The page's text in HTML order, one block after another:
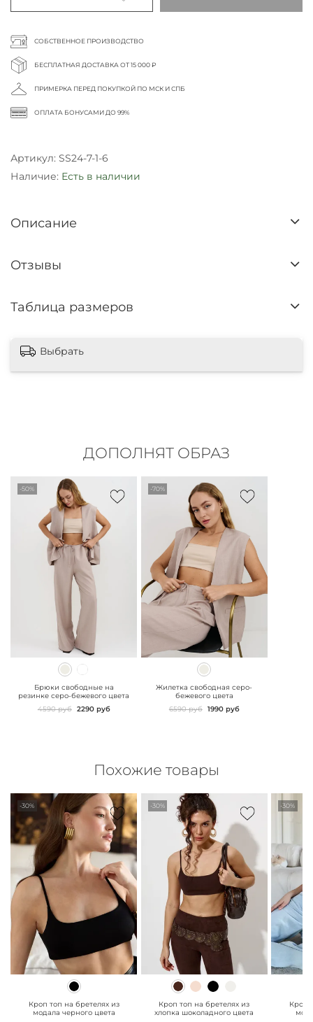
СОБСТВЕННОЕ ПРОИЗВОДСТВО
БЕСПЛАТНАЯ ДОСТАВКА ОТ 15 000 ₽
ПРИМЕРКА ПЕРЕД ПОКУПКОЙ ПО МСК И СПБ
ОПЛАТА БОНУСАМИ ДО 99%
Артикул: SS24-7-1-6
Наличие: Есть в наличии
Описание
Отзывы
Таблица размеров
Выбрать
ДОПОЛНЯТ ОБРАЗ
-50%
" class="js-prevent-
Брюки свободные на
резинке серо-бежевого цвета
4590 руб 2290 руб
-70%
" class="js-prevent-
Жилетка свободная серо-
бежевого цвета
6590 руб 1990 руб
Похожие товары
-30%
" class="js-prevent-
Кроп топ на бретелях из
модала черного цвета
-30%
" class="js-prevent-
images">
Кроп топ на бретелях из
хлопка шоколадного цвета
-30%
Кроп